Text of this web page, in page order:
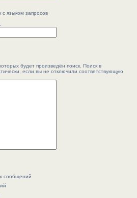
с языком запросов
будет произведён поиск. Поиск в
если вы не отключили соответствующую
сообщений